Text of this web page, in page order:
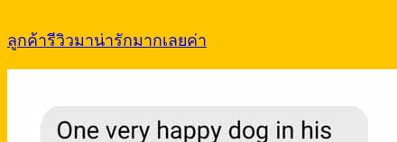
ลูกค้ารีวิวมาน่ารักมากเลยค่า